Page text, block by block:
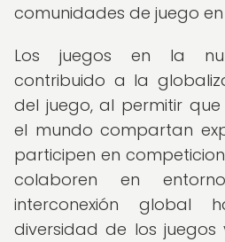
comunidades de juego
Los juegos en la
contribuido a la
del juego, al permitir
el mundo compartan
participen en
colaboren en
interconexión global
diversidad de los